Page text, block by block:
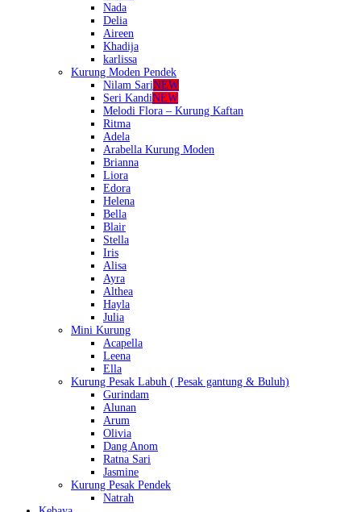
Nada
Delia
Aireen
Khadija
karlissa
Kurung Moden Pendek
Nilam SariNEW
Seri KandiNEW
Melodi Flora – Kurung Kaftan
Ritma
Adela
Arabella Kurung Moden
Brianna
Liora
Edora
Helena
Bella
Blair
Stella
Iris
Alisa
Ayra
Althea
Hayla
Julia
Mini Kurung
Acapella
Leena
Ella
Kurung Pesak Labuh ( Pesak gantung & Buluh)
Gurindam
Alunan
Arum
Olivia
Dang Anom
Ratna Sari
Jasmine
Kurung Pesak Pendek
Natrah